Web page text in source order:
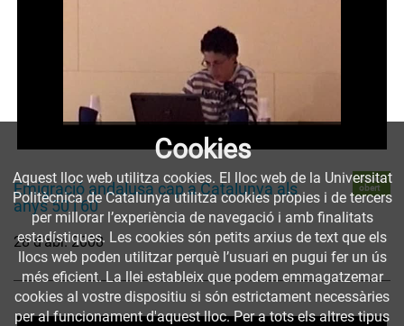
Emigració andalusa cap a Catalunya als
anys 50 i 60
Accés
obert
28 d’abr. 2008
Cookies
Aquest lloc web utilitza cookies. El lloc web de la Universitat
Politècnica de Catalunya utilitza cookies pròpies i de tercers
per millorar l’experiència de navegació i amb finalitats
estadístiques. Les cookies són petits arxius de text que els
llocs web poden utilitzar perquè l’usuari en pugui fer un ús
més eficient. La llei estableix que podem emmagatzemar
cookies al vostre dispositiu si són estrictament necessàries
per al funcionament d'aquest lloc. Per a tots els altres tipus